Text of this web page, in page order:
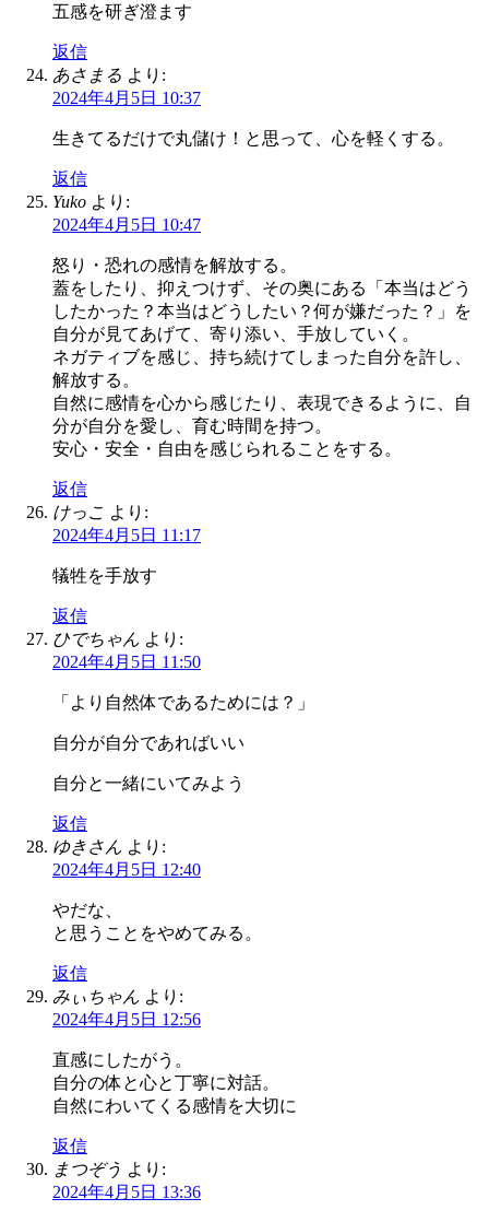
五感を研ぎ澄ます
返信
あさまる より:
2024年4月5日 10:37
生きてるだけで丸儲け！と思って、心を軽くする。
返信
Yuko より:
2024年4月5日 10:47
怒り・恐れの感情を解放する。
蓋をしたり、抑えつけず、その奥にある「本当はどう
したかった？本当はどうしたい？何が嫌だった？」を
自分が見てあげて、寄り添い、手放していく。
ネガティブを感じ、持ち続けてしまった自分を許し、
解放する。
自然に感情を心から感じたり、表現できるように、自
分が自分を愛し、育む時間を持つ。
安心・安全・自由を感じられることをする。
返信
けっこ より:
2024年4月5日 11:17
犠牲を手放す
返信
ひでちゃん より:
2024年4月5日 11:50
「より自然体であるためには？」
自分が自分であればいい
自分と一緒にいてみよう
返信
ゆきさん より:
2024年4月5日 12:40
やだな、
と思うことをやめてみる。
返信
みぃちゃん より:
2024年4月5日 12:56
直感にしたがう。
自分の体と心と丁寧に対話。
自然にわいてくる感情を大切に
返信
まつぞう より:
2024年4月5日 13:36